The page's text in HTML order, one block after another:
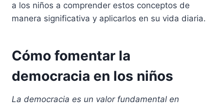
a los niños a comprender estos conceptos de
manera significativa y aplicarlos en su vida diaria.
Cómo fomentar la
democracia en los niños
La democracia es un valor fundamental en